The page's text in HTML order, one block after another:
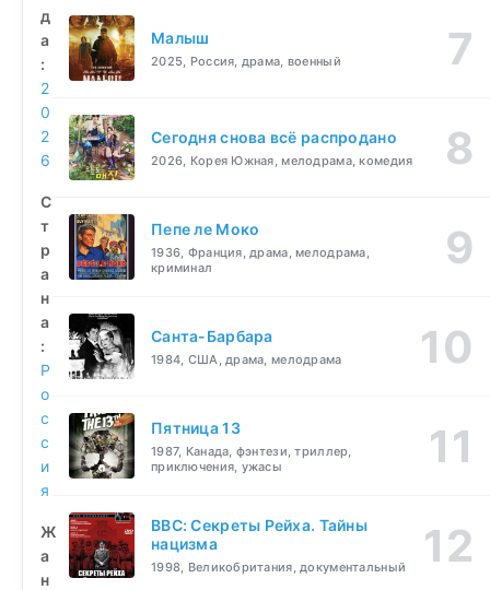
д
а
:
2
0
2
6
С
т
р
а
н
а
:
Р
о
с
с
и
я
Ж
а
н
Малыш
2025, Россия, драма, военный
Сегодня снова всё распродано
2026, Корея Южная, мелодрама, комедия
Пепе ле Моко
1936, Франция, драма, мелодрама,
криминал
Санта-Барбара
1984, США, драма, мелодрама
Пятница 13
1987, Канада, фэнтези, триллер,
приключения, ужасы
BBC: Секреты Рейха. Тайны
нацизма
1998, Великобритания, документальный